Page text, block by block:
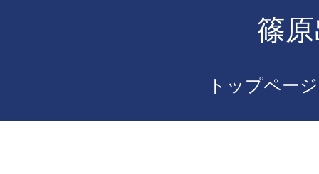
篠
トップページ